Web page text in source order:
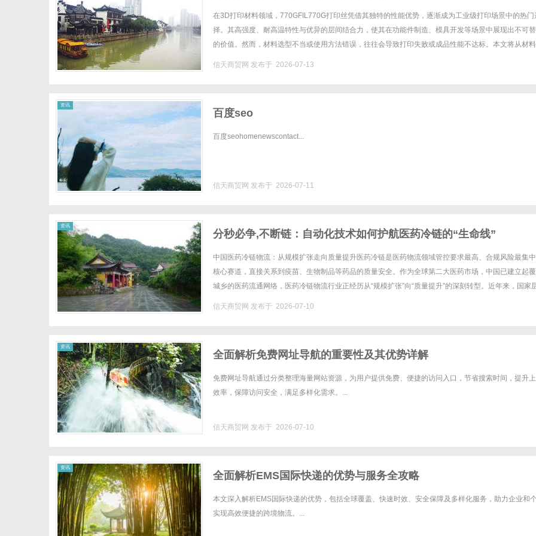
在3D打印材料领域，770GFIL770G打印丝凭借其独特的性能优势，逐渐成为工业级打印场景中的热门
择。其高强度、耐高温特性与优异的层间结合力，使其在功能件制造、模具开发等场景中展现出不可
的价值。然而，材料选型不当或使用方法错误，往往会导致打印失败或成品性能不达标。本文将从材
信天商贸网 发布于 2026-07-13
资讯
百度seo
百度seohomenewscontact...
信天商贸网 发布于 2026-07-11
资讯
分秒必争,不断链：自动化技术如何护航医药冷链的“生命线”
中国医药冷链物流：从规模扩张走向质量提升医药冷链是医药物流领域管控要求最高、合规风险最集
核心赛道，直接关系到疫苗、生物制品等药品的质量安全。作为全球第二大医药市场，中国已建立起
城乡的医药流通网络，医药冷链物流行业正经历从“规模扩张”向“质量提升”的深刻转型。近年来，国家
信天商贸网 发布于 2026-07-10
资讯
全面解析免费网址导航的重要性及其优势详解
免费网址导航通过分类整理海量网站资源，为用户提供免费、便捷的访问入口，节省搜索时间，提升
效率，保障访问安全，满足多样化需求。...
信天商贸网 发布于 2026-07-10
资讯
全面解析EMS国际快递的优势与服务全攻略
本文深入解析EMS国际快递的优势，包括全球覆盖、快速时效、安全保障及多样化服务，助力企业和
实现高效便捷的跨境物流。...